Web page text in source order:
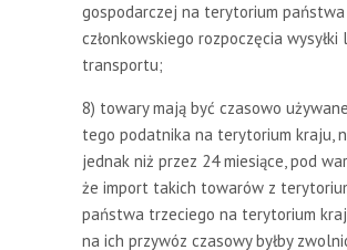
gospodarczej na terytorium państwa
członkowskiego rozpoczęcia wysyłki
transportu;
8) towary mają być czasowo
tego podatnika na terytorium kraju,
jednak niż przez 24 miesiące, pod
że import takich towarów z
państwa trzeciego na terytorium
na ich przywóz czasowy byłby